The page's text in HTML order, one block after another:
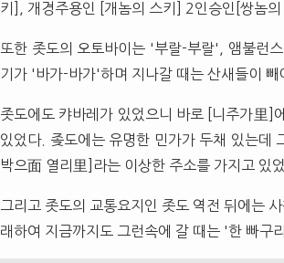
키], 개경주용인 [개놈의 스키] 2인승인[쌍놈
또한 좃도의 오토바이는 '부랄-부랄', 앰불런
기가 '바가-바가'하며 지나갈 때는 산새들이
좃도에도 캬바레가 있었으니 바로 [니주가里]
있었다. 좆도에는 유명한 민가가 두채 있는
박으面 열리里]라는 이상한 주소를 가지고 있
그리고 좃도의 교통요지인 좃도 역전 뒤에는
래하여 지금까지도 그런속에 갈 때는 '한 빠구